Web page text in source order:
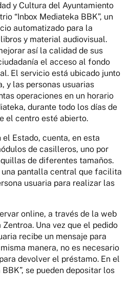
y Cultura del Ayuntamiento
“Inbox Mediateka BBK”, un
automatizado para la
y material audiovisual.
así la calidad de sus
el acceso al fondo
El servicio está ubicado junto
y las personas usuarias
operaciones en un horario
durante todo los días de
el centro esté abierto.
Estado, cuenta, en esta
de casilleros, uno por
de diferentes tamaños.
pantalla central que facilita
usuaria para realizar las
online, a través de la web
Una vez que el pedido
recibe un mensaje para
manera, no es necesario
devolver el préstamo. En el
se pueden depositar los